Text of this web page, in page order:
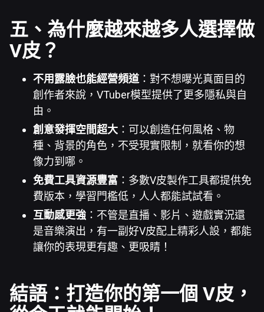
五、為什麼越來越多人選擇做
V皮？
不用露臉也能經營頻道 ：對不想曝光真面目的
創作者來說，VTuber模型提供了更多隱私與自
由。
創意發揮空間超大 ：可以創造任何風格、物
種、背景的角色，不受現實限制，就看你的想
像力到哪。
免費工具資源豐富 ：多數V皮製作工具都提供免
費版本，學習門檻低，人人都能試試看。
互動感更強 ：不管是直播、影片、遊戲實況還
是音樂演出，有一副好V皮配上精彩人設，都能
讓你的表現更有趣、更吸睛！
結語：打造你的第一個 V皮，